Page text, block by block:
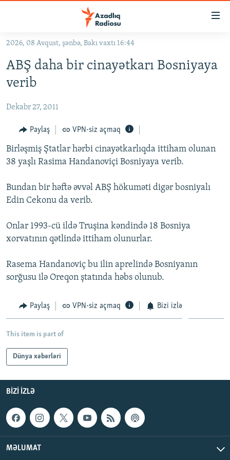
Əsas
qayıt
Əsas
qayıt
#İZAHLA
#ƏSLINDƏ
FƏRQƏ BAX
QANUNI DOĞRU
ARAŞDIRMA
MULTIMEDIA
VIDEO
FOTOQALEREYA
İNFOQRAFIKA
RADIO ARXIV
OXU ZALI
AZƏRBAYCAN ƏDƏBIYYATI KITABXANASI
İSLAM VƏ DEMOKRATIYA
İZ - MƏDƏNIYYƏT PROQRAMI
HAQQIMIZDA
MISSIYAMIZ
PEŞƏ ETIKASI VƏ JURNALISTIKA STANDARTLARIMIZ
MATERIALLARIMIZDAN ISTIFADƏ
XƏBƏR BÜLLETENLƏRIMIZ
2026, 08 Avqust, şənbə, Bakı vaxtı 16:44
ABŞ daha bir cinayətkarı Bosniyaya
verib
Dekabr 27, 2011
Paylaş VPN-siz açmaq
Birləşmiş Ştatlar hərbi cinayətkarlıqda ittiham olunan
38 yaşlı Rasima Handanoviçi Bosniyaya verib.
Bundan bir həftə əvvəl ABŞ hökuməti digər bosniyalı
Edin Cekonu da verib.
Onlar 1993-cü ildə Truşina kəndində 18 Bosniya
xorvatının qətlində ittiham olunurlar.
Rasema Handanoviç bu ilin aprelində Bosniyanın
sorğusu ilə Oreqon ştatında həbs olunub.
Paylaş VPN-siz açmaq Bizi izlə
This item is part of
Dünya xəbərləri
BIZI IZLƏ
MƏLUMAT